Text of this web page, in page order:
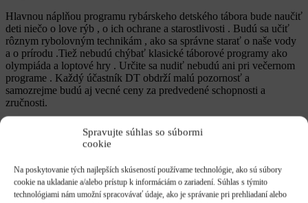
Spravujte súhlas so súbormi
cookie
Na poskytovanie tých najlepších skúseností používame technológie, ako sú súbory
cookie na ukladanie a/alebo prístup k informáciám o zariadení. Súhlas s týmito
technológiami nám umožní spracovávať údaje, ako je správanie pri prehliadaní alebo
Hlavnou náplňou programu rybárskeho detského tábora bude naučiť
deti niečo o love rýb , o ich ochrane a starostlivosti . Budú sa učiť
rôznym rybolovným technikám , ako sa správne starať o naše vody
a o prírodu .Tiež nebudú chýbať klasické táborové programy ako
olympiáda a loptové hry . Určite sa nudiť nebudú ani pri večernom
programe . Každý účastník DT obdrží malú pozornosť a
samozrejme budú aj vecné ceny za predvedené schopnosti a
zručnosti.
Pitný režim je samozrejme zabezpečený počas celého pobytu v DT.
stredisko Paľkov /rybárska chata/
10,30 hod – Ubytovanie.
11,00 hod – Desiata